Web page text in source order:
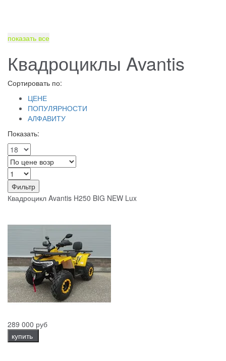
показать все
Квадроциклы Avantis
Сортировать по:
ЦЕНЕ
ПОПУЛЯРНОСТИ
АЛФАВИТУ
Показать:
Фильтр
Квадроцикл Avantis H250 BIG NEW Lux
289 000 руб
купить